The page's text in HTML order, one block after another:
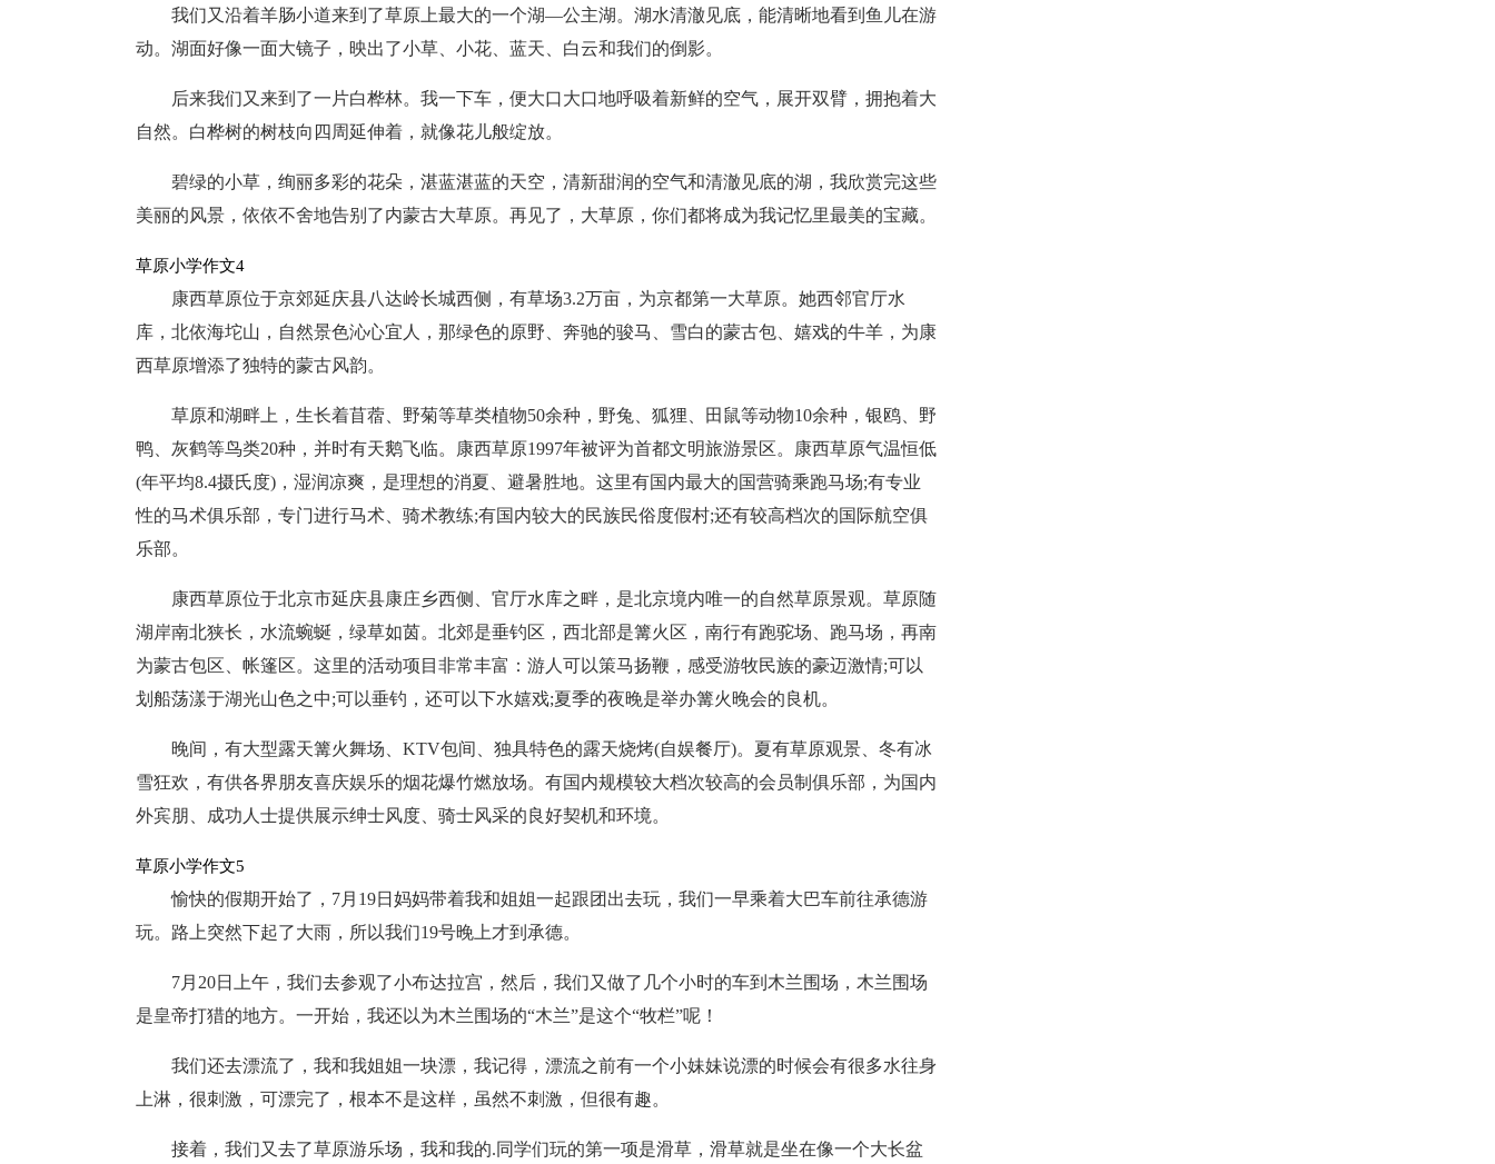
我们又沿着羊肠小道来到了草原上最大的一个湖—公主湖。湖水清澈见底，能清晰地看到鱼儿在游
动。湖面好像一面大镜子，映出了小草、小花、蓝天、白云和我们的倒影。
后来我们又来到了一片白桦林。我一下车，便大口大口地呼吸着新鲜的空气，展开双臂，拥抱着大
自然。白桦树的树枝向四周延伸着，就像花儿般绽放。
碧绿的小草，绚丽多彩的花朵，湛蓝湛蓝的天空，清新甜润的空气和清澈见底的湖，我欣赏完这些
美丽的风景，依依不舍地告别了内蒙古大草原。再见了，大草原，你们都将成为我记忆里最美的宝藏。
草原小学作文4
康西草原位于京郊延庆县八达岭长城西侧，有草场3.2万亩，为京都第一大草原。她西邻官厅水
库，北依海坨山，自然景色沁心宜人，那绿色的原野、奔驰的骏马、雪白的蒙古包、嬉戏的牛羊，为康
西草原增添了独特的蒙古风韵。
草原和湖畔上，生长着苜蓿、野菊等草类植物50余种，野兔、狐狸、田鼠等动物10余种，银鸥、野
鸭、灰鹤等鸟类20种，并时有天鹅飞临。康西草原1997年被评为首都文明旅游景区。康西草原气温恒低
(年平均8.4摄氏度)，湿润凉爽，是理想的消夏、避暑胜地。这里有国内最大的国营骑乘跑马场;有专业
性的马术俱乐部，专门进行马术、骑术教练;有国内较大的民族民俗度假村;还有较高档次的国际航空俱
乐部。
康西草原位于北京市延庆县康庄乡西侧、官厅水库之畔，是北京境内唯一的自然草原景观。草原随
湖岸南北狭长，水流蜿蜒，绿草如茵。北郊是垂钓区，西北部是篝火区，南行有跑驼场、跑马场，再南
为蒙古包区、帐篷区。这里的活动项目非常丰富：游人可以策马扬鞭，感受游牧民族的豪迈激情;可以
划船荡漾于湖光山色之中;可以垂钓，还可以下水嬉戏;夏季的夜晚是举办篝火晚会的良机。
晚间，有大型露天篝火舞场、KTV包间、独具特色的露天烧烤(自娱餐厅)。夏有草原观景、冬有冰
雪狂欢，有供各界朋友喜庆娱乐的烟花爆竹燃放场。有国内规模较大档次较高的会员制俱乐部，为国内
外宾朋、成功人士提供展示绅士风度、骑士风采的良好契机和环境。
草原小学作文5
愉快的假期开始了，7月19日妈妈带着我和姐姐一起跟团出去玩，我们一早乘着大巴车前往承德游
玩。路上突然下起了大雨，所以我们19号晚上才到承德。
7月20日上午，我们去参观了小布达拉宫，然后，我们又做了几个小时的车到木兰围场，木兰围场
是皇帝打猎的地方。一开始，我还以为木兰围场的“木兰”是这个“牧栏”呢！
我们还去漂流了，我和我姐姐一块漂，我记得，漂流之前有一个小妹妹说漂的时候会有很多水往身
上淋，很刺激，可漂完了，根本不是这样，虽然不刺激，但很有趣。
接着，我们又去了草原游乐场，我和我的.同学们玩的第一项是滑草，滑草就是坐在像一个大长盆